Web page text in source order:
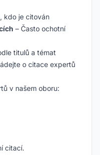
kdo je citován
– Často ochotní
titulů a témat
o citace expertů
v našem oboru:
citací.